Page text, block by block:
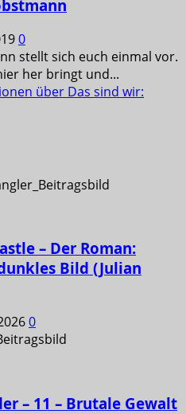
0
stellt sich euch einmal vor.
her bringt und...
über Das sind wir:
– Der Roman:
Bild (Julian
0
– 11 – Brutale Gewalt